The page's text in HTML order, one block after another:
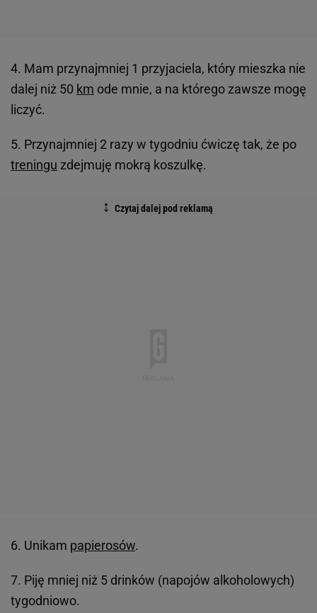
4. Mam przynajmniej 1 przyjaciela, który mieszka nie
dalej niż 50 km ode mnie, a na którego zawsze mogę
liczyć.
5. Przynajmniej 2 razy w tygodniu ćwiczę tak, że po
treningu zdejmuję mokrą koszulkę.
6. Unikam papierosów.
7. Piję mniej niż 5 drinków (napojów alkoholowych)
tygodniowo.